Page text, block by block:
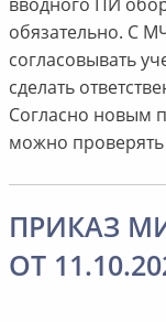
обязательно. С
согласовывать
сделать
Согласно новым
можно
ПРИКАЗ
ОТ